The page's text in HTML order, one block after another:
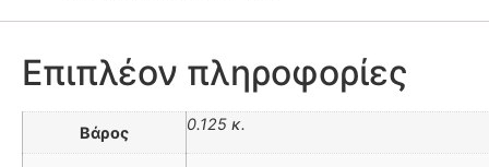
Επιπλέον πληροφορίες
Βάρος 0.125 κ.